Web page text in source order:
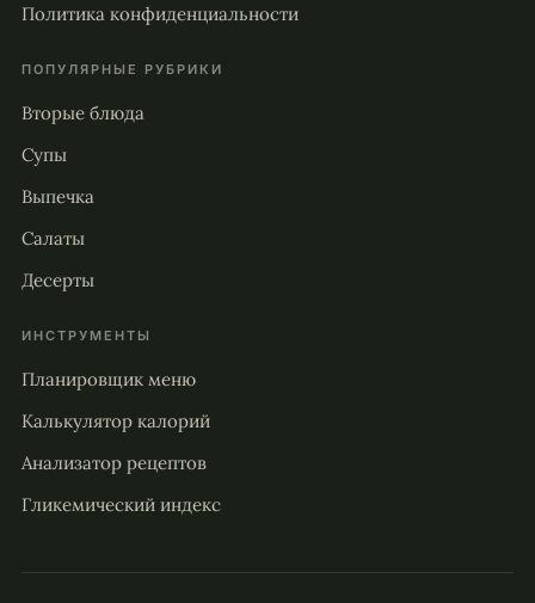
Политика конфиденциальности
ПОПУЛЯРНЫЕ РУБРИКИ
Вторые блюда
Супы
Выпечка
Салаты
Десерты
ИНСТРУМЕНТЫ
Планировщик меню
Калькулятор калорий
Анализатор рецептов
Гликемический индекс